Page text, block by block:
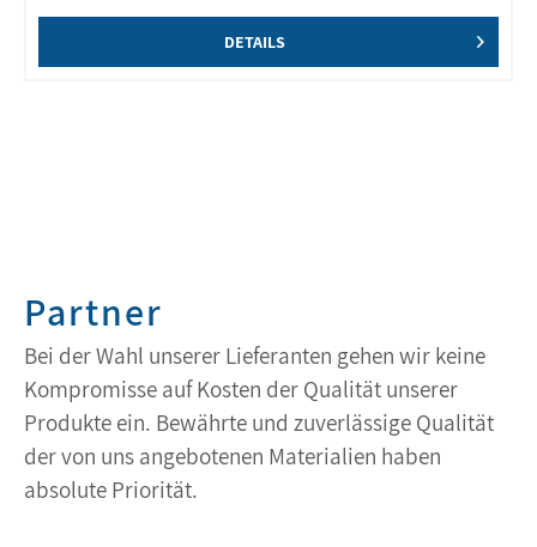
DETAILS
Partner
Bei der Wahl unserer Lieferanten gehen wir keine
Kompromisse auf Kosten der Qualität unserer
Produkte ein. Bewährte und zuverlässige Qualität
der von uns angebotenen Materialien haben
absolute Priorität.